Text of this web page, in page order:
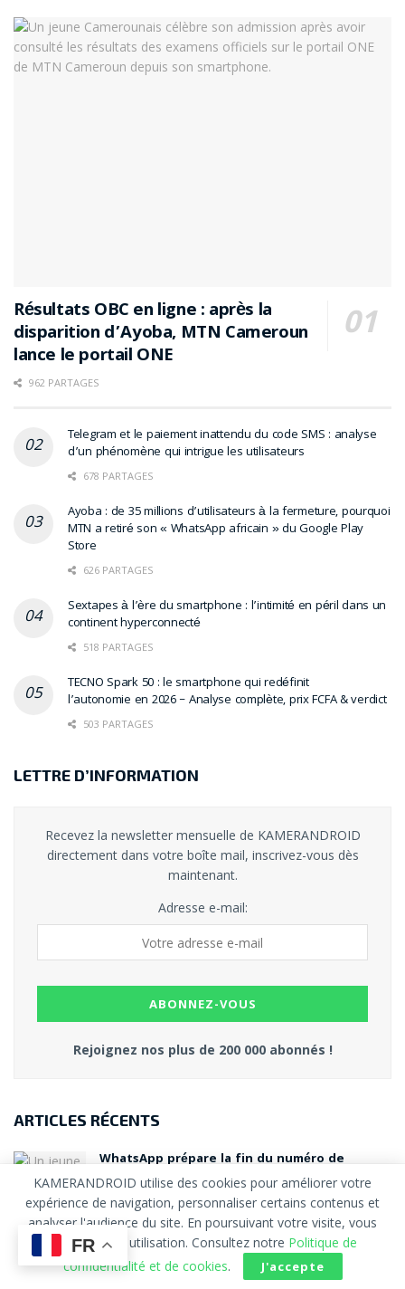
Résultats OBC en ligne : après la
disparition d’Ayoba, MTN Cameroun
lance le portail ONE
962 PARTAGES
Telegram et le paiement inattendu du code SMS : analyse
d’un phénomène qui intrigue les utilisateurs
678 PARTAGES
Ayoba : de 35 millions d’utilisateurs à la fermeture, pourquoi
MTN a retiré son « WhatsApp africain » du Google Play
Store
626 PARTAGES
Sextapes à l’ère du smartphone : l’intimité en péril dans un
continent hyperconnecté
518 PARTAGES
TECNO Spark 50 : le smartphone qui redéfinit
l’autonomie en 2026 – Analyse complète, prix FCFA & verdict
503 PARTAGES
LETTRE D’INFORMATION
Recevez la newsletter mensuelle de KAMERANDROID
directement dans votre boîte mail, inscrivez-vous dès
maintenant.
Adresse e-mail:
Rejoignez nos plus de 200 000 abonnés !
ARTICLES RÉCENTS
WhatsApp prépare la fin du numéro de
téléphone comme identité : pourquoi les
noms d’utilisateur vont tout changer
22 JUILLET 2026 - MISE À JOUR LE 23 JUILLET 2026
OnePlus quitte l’Europe : pourquoi la marque
s’efface et ce que cela change pour l’Afrique
FR
KAMERANDROID utilise des cookies pour améliorer votre
expérience de navigation, personnaliser certains contenus et
analyser l'audience du site. En poursuivant votre visite, vous
acceptez leur utilisation. Consultez notre Politique de
confidentialité et de cookies. J'accepte